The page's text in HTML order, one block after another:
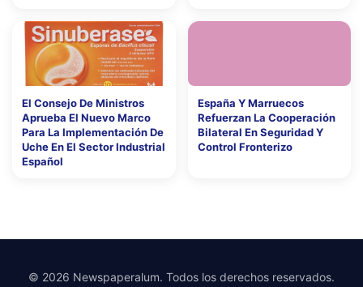
El Consejo De Ministros
Aprueba El Nuevo Marco
Para La Implementación De
Uche En El Sector Industrial
Español
España Y Marruecos
Refuerzan La Cooperación
Bilateral En Seguridad Y
Control Fronterizo
© 2026 Newspaperalum. Todos los derechos reservados.